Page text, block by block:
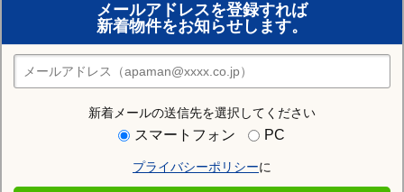
メールアドレスを登録すれば
新着物件をお知らせします。
新着メールの送信先を選択してください
スマートフォン PC
プライバシーポリシーに
おまかせ物件リクエスト
住みたい街の店舗を探す
店舗検索
住む街研究所で磐城駅の情報を見る